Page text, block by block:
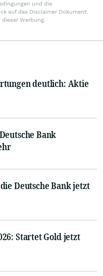
und die
auf das Disclaimer Dokument.
dieser Werbung.
deutlich: Aktie
Bank
Deutsche Bank jetzt
Startet Gold jetzt